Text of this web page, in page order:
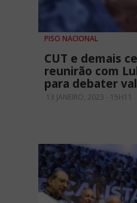
PISO NACIONAL
CUT e demais
reunirão com
para debater
13 JANEIRO, 2023 - 15H11